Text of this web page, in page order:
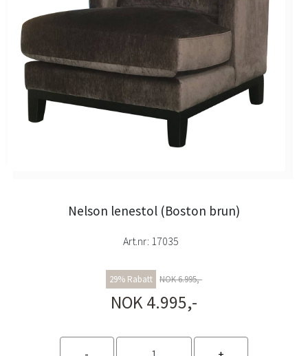
Nelson lenestol (Boston brun)
Art.nr: 17035
29% Rabatt NOK 6.995,-
NOK 4.995,-